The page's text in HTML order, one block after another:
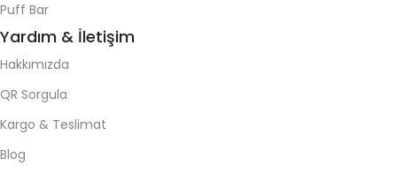
Puff Bar
Yardım & İletişim
Hakkımızda
QR Sorgula
Kargo & Teslimat
Blog